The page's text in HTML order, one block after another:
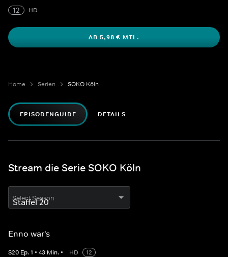
12 HD
AB 5,98 € MTL.
Home Serien SOKO Köln
EPISODENGUIDE DETAILS
Stream die Serie SOKO Köln
Select Season
Enno war's
S20 Ep.1 • 43 Min. • HD
12